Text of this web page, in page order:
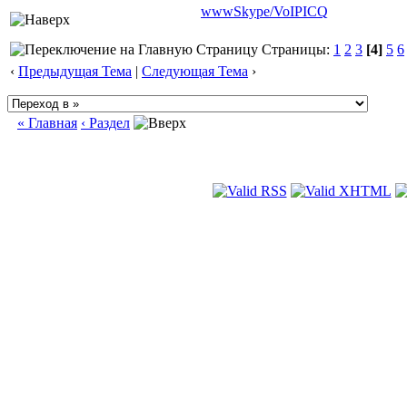
wwwSkype/VoIPICQ
Страницы: 1 2 3 [4] 5 6
‹ Предыдущая Тема | Следующая Тема ›
« Главная ‹ Раздел